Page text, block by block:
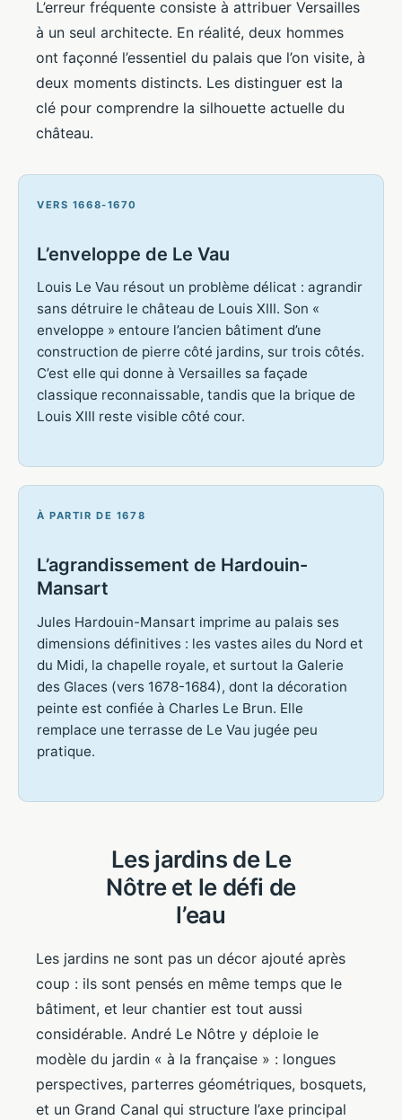
L’erreur fréquente consiste à attribuer Versailles
à un seul architecte. En réalité, deux hommes
ont façonné l’essentiel du palais que l’on visite, à
deux moments distincts. Les distinguer est la
clé pour comprendre la silhouette actuelle du
château.
VERS 1668-1670
L’enveloppe de Le Vau
Louis Le Vau résout un problème délicat : agrandir
sans détruire le château de Louis XIII. Son «
enveloppe » entoure l’ancien bâtiment d’une
construction de pierre côté jardins, sur trois côtés.
C’est elle qui donne à Versailles sa façade
classique reconnaissable, tandis que la brique de
Louis XIII reste visible côté cour.
À PARTIR DE 1678
L’agrandissement de Hardouin-
Mansart
Jules Hardouin-Mansart imprime au palais ses
dimensions définitives : les vastes ailes du Nord et
du Midi, la chapelle royale, et surtout la Galerie
des Glaces (vers 1678-1684), dont la décoration
peinte est confiée à Charles Le Brun. Elle
remplace une terrasse de Le Vau jugée peu
pratique.
Les jardins de Le
Nôtre et le défi de
l’eau
Les jardins ne sont pas un décor ajouté après
coup : ils sont pensés en même temps que le
bâtiment, et leur chantier est tout aussi
considérable. André Le Nôtre y déploie le
modèle du jardin « à la française » : longues
perspectives, parterres géométriques, bosquets,
et un Grand Canal qui structure l’axe principal